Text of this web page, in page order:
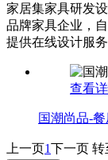
家居集家具研发
品牌家具企业，
提供在线设计服
查看
国潮尚品-
上一页1下一页 转